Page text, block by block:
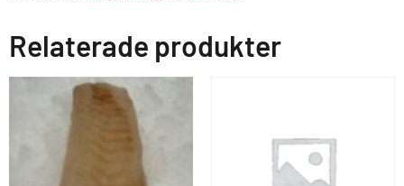
Relaterade produkter